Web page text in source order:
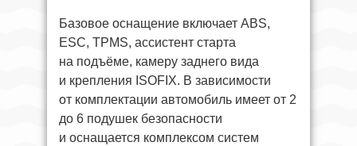
Базовое оснащение включает ABS,
ESC, TPMS, ассистент старта
на подъёме, камеру заднего вида
и крепления ISOFIX. В зависимости
от комплектации автомобиль имеет от 2
до 6 подушек безопасности
и оснащается комплексом систем